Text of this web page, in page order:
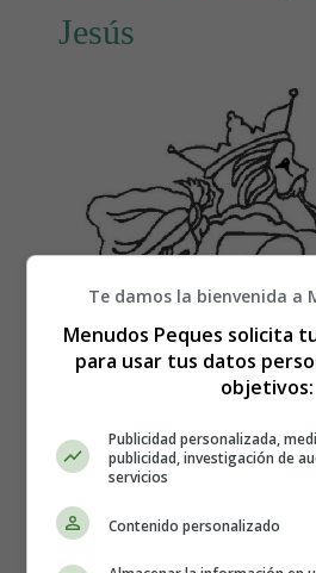
Jesús
Te damos la bienvenida a
Menudos Peques solicita
para usar tus datos
objetivos:
Publicidad personalizada,
publicidad, investigación de
servicios
Contenido personalizado